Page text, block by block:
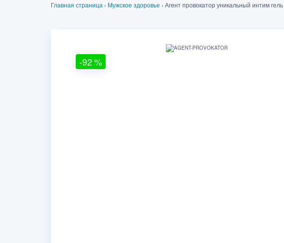
Главная страница › Мужское здоровье › Агент провокатор уникальный интим гель
-92%